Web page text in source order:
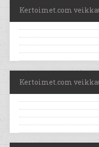
Kertoimet.com
Kertoimet.com